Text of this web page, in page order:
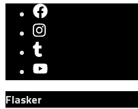
Flasker